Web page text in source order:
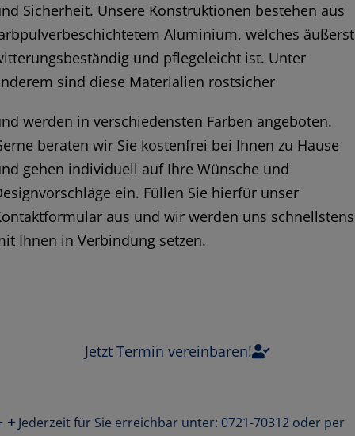
Sicherheit. Unsere Konstruktionen bestehen aus
Aluminium, welches äußerst
und pflegeleicht ist. Unter
sind diese Materialien rostsicher
werden in verschiedensten Farben angeboten.
beraten wir Sie kostenfrei bei Ihnen zu Hause
gehen individuell auf Ihre Wünsche und
ein. Füllen Sie hierfür unser
aus und wir werden uns schnellstens
Ihnen in Verbindung setzen.
Jetzt Termin vereinbaren!
Jederzeit für Sie erreichbar unter: 0721-70312 oder per